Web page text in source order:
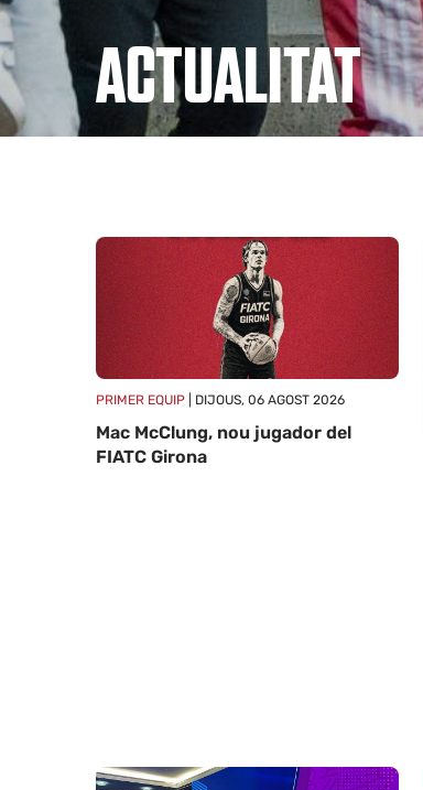
ACTUALITAT
PRIMER EQUIP | DIJOUS, 06 AGOST 2026
Mac McClung, nou jugador del
FIATC Girona